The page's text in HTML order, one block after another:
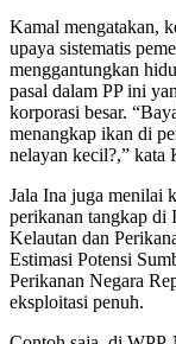
Kamal mengatakan,
upaya sistematis
menggantungkan
pasal dalam PP ini
korporasi besar.
menangkap ikan di
nelayan kecil?,” kata
Jala Ina juga menilai
perikanan tangkap di
Kelautan dan
Estimasi Potensi
Perikanan Negara
eksploitasi penuh.